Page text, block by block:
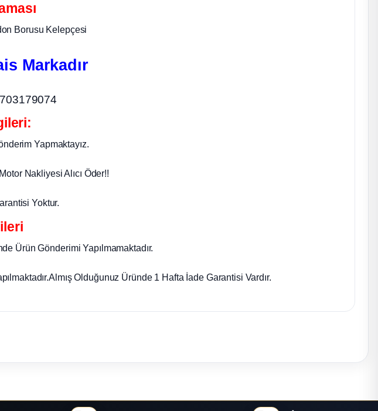
Borusu Kelepçesi
Markadır
Yapmaktayız.
Nakliyesi Alıcı Öder!!
Yoktur.
Ürün Gönderimi Yapılmamaktadır.
Olduğunuz Üründe 1 Hafta İade Garantisi Vardır.